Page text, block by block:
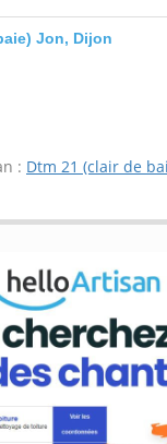
Jon, Dijon
: Dtm 21 (clair de